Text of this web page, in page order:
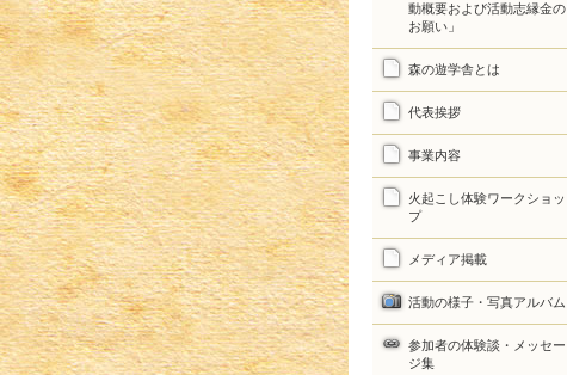
動概要および活動志縁金の
お願い」
森の遊学舎とは
代表挨拶
事業内容
火起こし体験ワークショッ
プ
メディア掲載
活動の様子・写真アルバム
参加者の体験談・メッセー
ジ集